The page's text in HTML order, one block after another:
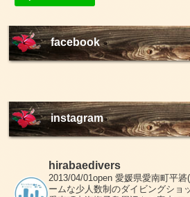
facebook
instagram
hirabaedivers
2013/04/01open 愛媛県愛南町平碆
ームな少人数制のダイビングショ